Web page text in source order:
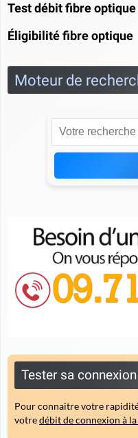
Test débit fibre optique
Éligibilité fibre optique
Moteur de
Tester sa connexion
Pour connaitre votre
votredébit de connexion à